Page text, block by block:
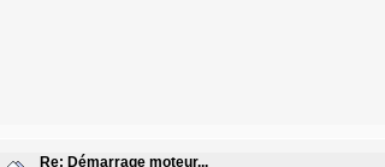
Re: Démarrage moteur...